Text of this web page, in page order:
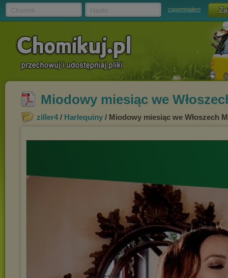
zapomniałem
Miodowy miesiąc we
ziller4/ Harlequiny / Miodowy miesiąc we Włoszech